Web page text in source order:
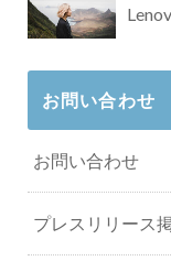
お問い合わせ
お問い合わせ
プレスリリース